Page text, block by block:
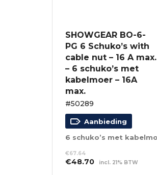
SHOWGEAR BO-6-
PG 6 Schuko’s with
cable nut – 16 A max.
– 6 schuko’s met
kabelmoer – 16A
max.
#50289
Aanbieding
€67.64
Oorspronkelijke
€48.70Huidige
incl. 21% BTW